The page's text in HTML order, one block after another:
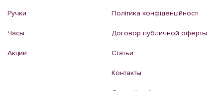
Ручки
Часы
Акции
Політика конфіденційності
Договор публичной оферты
Статьи
Контакты